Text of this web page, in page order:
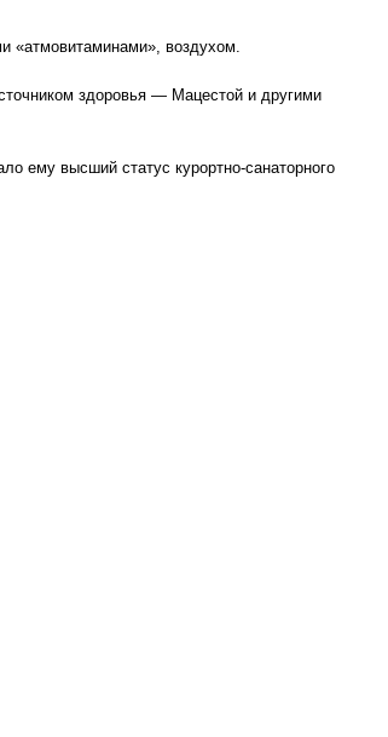
«атмовитаминами», воздухом.
здоровья — Мацестой и другими
ему высший статус курортно-санаторного